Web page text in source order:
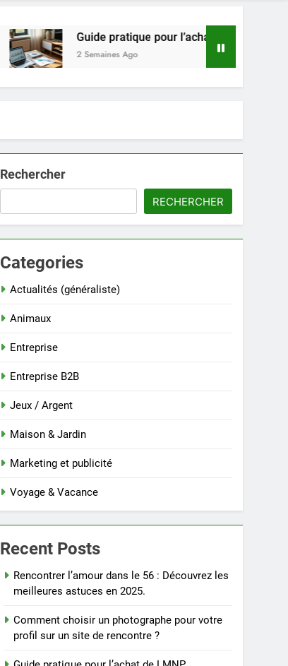
Guide pratique pour l’achat de LMNP d’occasion
2 Semaines Ago
Rechercher
RECHERCHER
Categories
Actualités (généraliste)
Animaux
Entreprise
Entreprise B2B
Jeux / Argent
Maison & Jardin
Marketing et publicité
Voyage & Vacance
Recent Posts
Rencontrer l’amour dans le 56 : Découvrez les
meilleures astuces en 2025.
Comment choisir un photographe pour votre
profil sur un site de rencontre ?